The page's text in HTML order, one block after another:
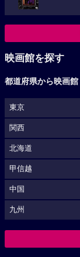
映画館を探す
都道府県から映画館
東京
関西
北海道
甲信越
中国
九州